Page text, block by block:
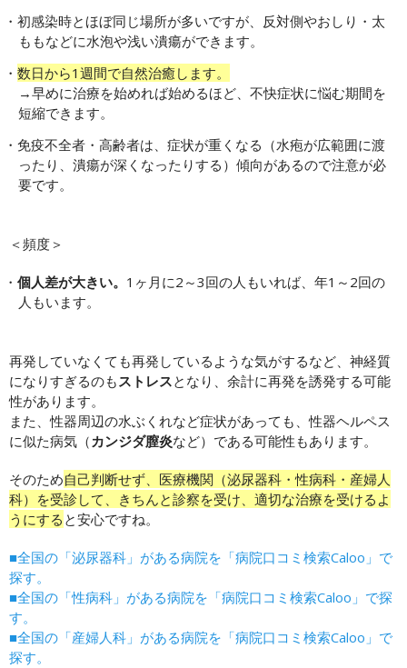
初感染時とほぼ同じ場所が多いですが、反対側やおしり・太
ももなどに水泡や浅い潰瘍ができます。
数日から1週間で自然治癒します。
→早めに治療を始めれば始めるほど、不快症状に悩む期間を
短縮できます。
免疫不全者・高齢者は、症状が重くなる（水疱が広範囲に渡
ったり、潰瘍が深くなったりする）傾向があるので注意が必
要です。
＜頻度＞
個人差が大きい。 1ヶ月に2～3回の人もいれば、年1～2回の
人もいます。
再発していなくても再発しているような気がするなど、神経質
になりすぎるのもストレスとなり、余計に再発を誘発する可能
性があります。
また、性器周辺の水ぶくれなど症状があっても、性器ヘルペス
に似た病気（カンジダ膣炎など）である可能性もあります。
そのため自己判断せず、医療機関（泌尿器科・性病科・産婦人
科）を受診して、きちんと診察を受け、適切な治療を受けるよ
うにする と安心ですね。
■全国の「泌尿器科」がある病院を「病院口コミ検索Caloo」で
探す。
■全国の「性病科」がある病院を「病院口コミ検索Caloo」で探
す。
■全国の「産婦人科」がある病院を「病院口コミ検索Caloo」で
探す。